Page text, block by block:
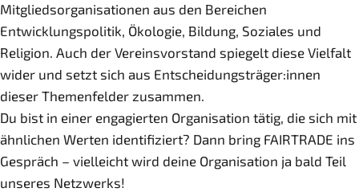
Mitgliedsorganisationen aus den Bereichen
Entwicklungspolitik, Ökologie, Bildung, Soziales und
Religion. Auch der Vereinsvorstand spiegelt diese Vielfalt
wider und setzt sich aus Entscheidungsträger:innen
dieser Themenfelder zusammen.
Du bist in einer engagierten Organisation tätig, die sich mit
ähnlichen Werten identifiziert? Dann bring FAIRTRADE ins
Gespräch – vielleicht wird deine Organisation ja bald Teil
unseres Netzwerks!